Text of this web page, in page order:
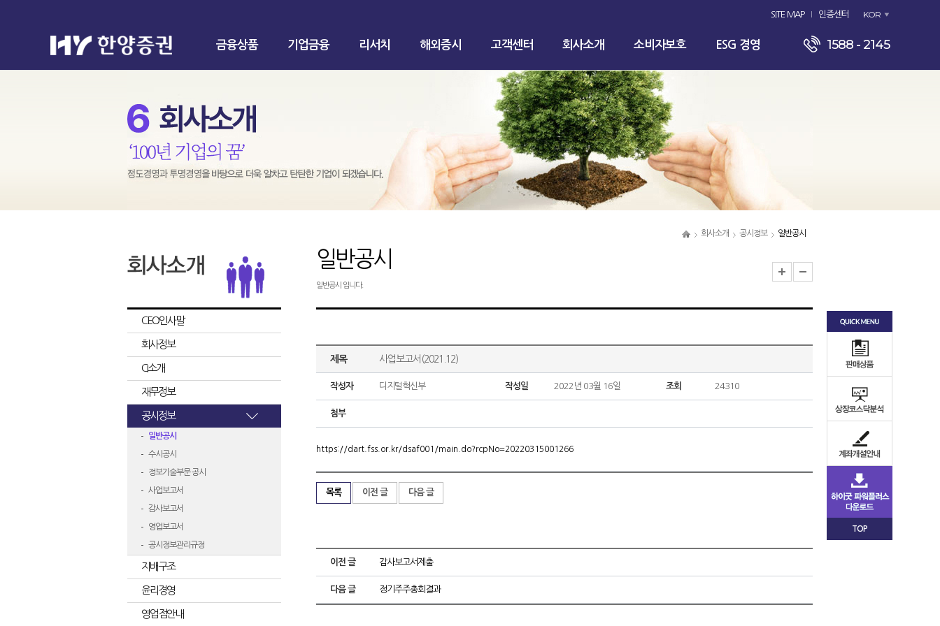
SITE MAP 인증센터 KOR
금융상품 기업금융 리서치 해외증시 고객센터 회사소개 소비자보호 ESG 경영 1588 - 2145
회사소개 공시정보 일반공시
CEO인사말
회사정보
CI소개
재무정보
공시정보
일반공시
수시공시
정보기술부문 공시
사업보고서
감사보고서
영업보고서
공시정보관리규정
지배구조
윤리경영
영업점안내
일반공시
일반공시 입니다.
제목 사업보고서(2021.12)
작성자 디지털혁신부 작성일 2022년 03월 16일 조회 24310
첨부
https://dart.fss.or.kr/dsaf001/main.do?rcpNo=20220315001266
목록 이전 글 다음 글
이전 글 감사보고서제출
다음 글 정기주주총회결과
TOP